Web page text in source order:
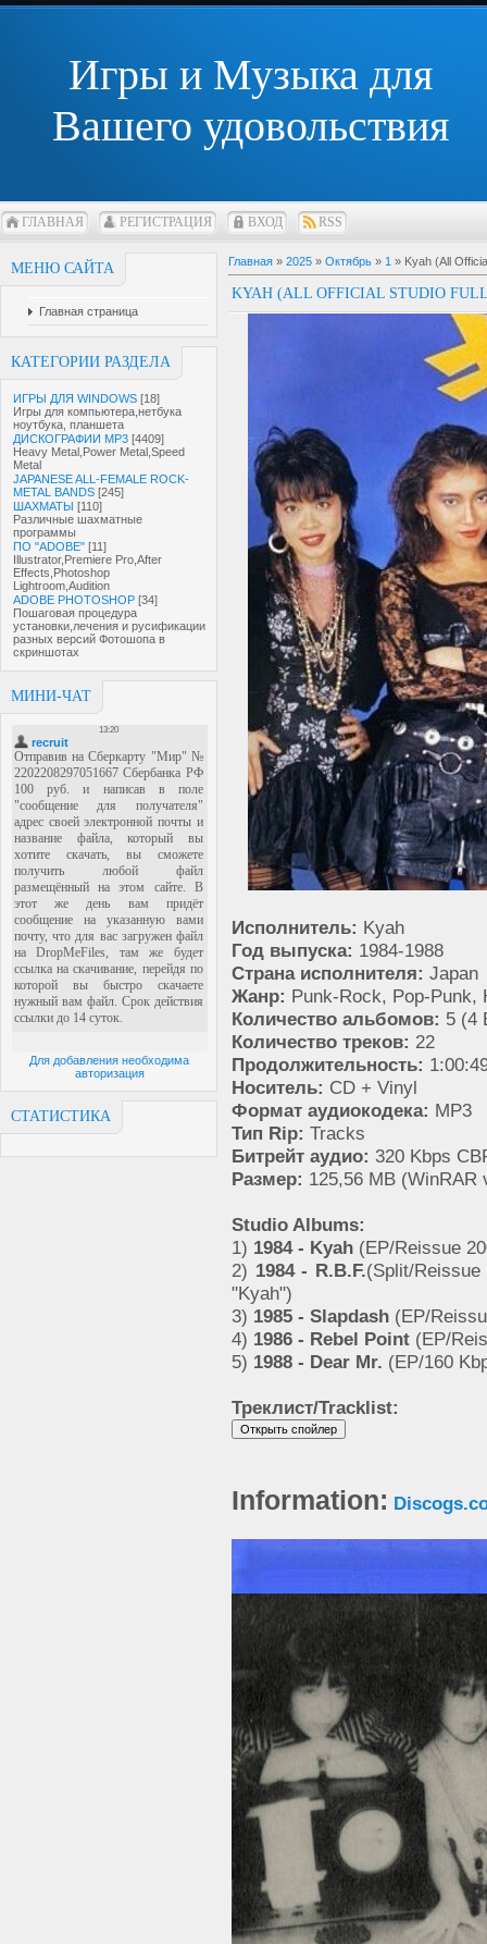
Игры и Музыка для
Вашего удовольствия
ГЛАВНАЯ РЕГИСТРАЦИЯ ВХОД RSS
МЕНЮ САЙТА
Главная страница
КАТЕГОРИИ РАЗДЕЛА
ИГРЫ ДЛЯ WINDOWS [18]
Игры для компьютера,нетбука
ноутбука, планшета
ДИСКОГРАФИИ MP3 [4409]
Heavy Metal,Power Metal,Speed
Metal
JAPANESE ALL-FEMALE ROCK-
METAL BANDS [245]
ШАХМАТЫ [110]
Различные шахматные
программы
ПО "ADOBE" [11]
Illustrator,Premiere Pro,After
Effects,Photoshop
Lightroom,Audition
ADOBE PHOTOSHOP [34]
Пошаговая процедура
установки,лечения и русификации
разных версий Фотошопа в
скриншотах
МИНИ-ЧАТ
Для добавления необходима
авторизация
СТАТИСТИКА
Главная » 2025 » Октябрь » 1 » Kyah (All
KYAH (ALL OFFICIAL STUDIO
Исполнитель: Kyah
Год выпуска: 1984-1988
Страна исполнителя: Japan
Жанр: Punk-Rock, Pop-Punk,
Количество альбомов: 5 (4
Количество треков: 22
Продолжительность:
Носитель: CD + Vinyl
Формат аудиокодека: MP3
Тип Rip: Tracks
Битрейт аудио: 320 Kbps
Размер: 125,56 MB (WinRAR
Studio Albums:
1) 1984 - Kyah (EP/Reissue
2) 1984 - R.B.F.(Split/
"Kyah")
3) 1985 - Slapdash (EP/
4) 1986 - Rebel Point (EP/
5) 1988 - Dear Mr. (EP/160
Треклист/Tracklist:
Information: